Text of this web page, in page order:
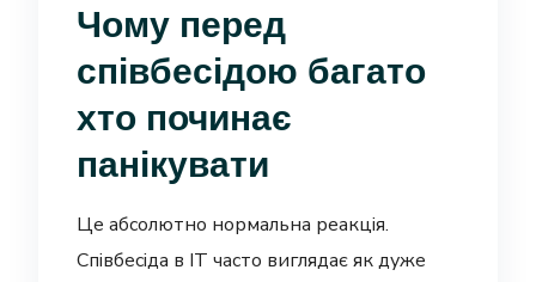
Чому перед
співбесідою багато
хто починає
панікувати
Це абсолютно нормальна реакція.
Співбесіда в IT часто виглядає як дуже